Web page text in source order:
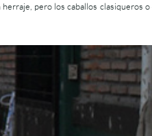
pero los caballos clasiqueros